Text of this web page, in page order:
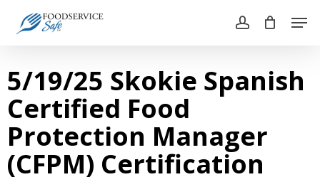
account
5/19/25 Skokie Spanish
Certified Food
Protection Manager
(CFPM) Certification